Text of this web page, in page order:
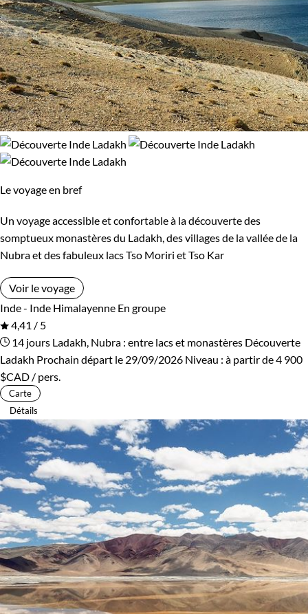
Le voyage en bref
Un voyage accessible et confortable à la découverte des
somptueux monastères du Ladakh, des villages de la vallée de la
Nubra et des fabuleux lacs Tso Moriri et Tso Kar
Voir le voyage
Inde - Inde Himalayenne En groupe
4,41 / 5
14 jours Ladakh, Nubra : entre lacs et monastères Découverte
Ladakh Prochain départ le 29/09/2026 Niveau : à partir de4 900
$CAD / pers.
Carte
Détails